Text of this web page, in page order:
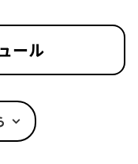
ール